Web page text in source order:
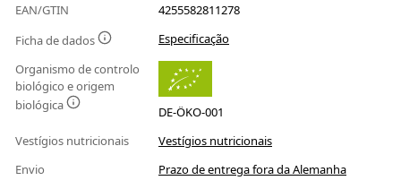
EAN/GTIN
4255582811278
Ficha de dados
Especificação
Organismo de controlo
biológico e origem
biológica
DE-ÖKO-001
Vestígios nutricionais
Vestígios nutricionais
Envio
Prazo de entrega fora da Alemanha